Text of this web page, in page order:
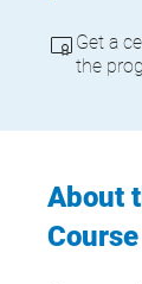
Get a
the
About
Course